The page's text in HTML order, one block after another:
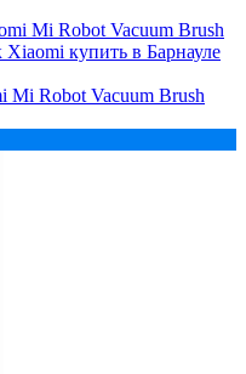
Robot Vacuum Brush